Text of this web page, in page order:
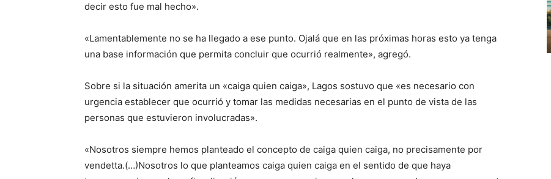
decir esto fue mal hecho».
«Lamentablemente no se ha llegado a ese punto. Ojalá que en las próximas horas esto ya tenga
una base información que permita concluir que ocurrió realmente», agregó.
Sobre si la situación amerita un «caiga quien caiga», Lagos sostuvo que «es necesario con
urgencia establecer que ocurrió y tomar las medidas necesarias en el punto de vista de las
personas que estuvieron involucradas».
«Nosotros siempre hemos planteado el concepto de caiga quien caiga, no precisamente por
vendetta.(…)Nosotros lo que planteamos caiga quien caiga en el sentido de que haya